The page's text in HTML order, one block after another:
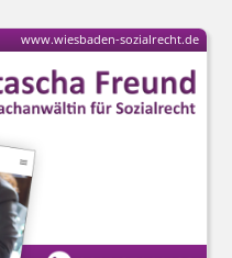
www.wiesbaden-sozialrecht.de